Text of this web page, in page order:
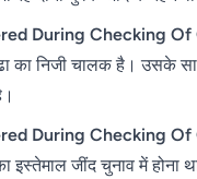
During Checking
का निजी चालक है। उसके
During Checking
जींद चुनाव में होना